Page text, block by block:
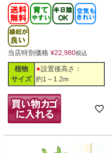
当店特別価格 ¥22,980税込
植物
サイズ
設置後高さ：
約1～1.2m